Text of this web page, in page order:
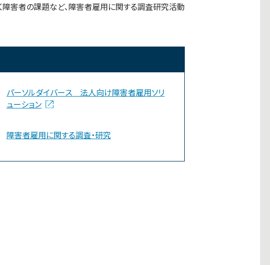
障害者の課題など、障害者雇用に関する調査研究活動
パーソルダイバース 法人向け障害者雇用ソリ
ューション
障害者雇用に関する調査・研究